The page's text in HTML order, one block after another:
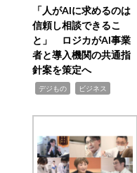
「人がAIに求めるのは
信頼し相談できるこ
と」 ロジカがAI事業
者と導入機関の共通指
針案を策定へ
デジもの ビジネス